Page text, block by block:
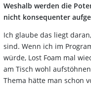
Weshalb werden die
nicht konsequenter
Ich glaube das liegt
sind. Wenn ich im
würde, Lost Foam mal
am Tisch wohl
Thema hätte man schon